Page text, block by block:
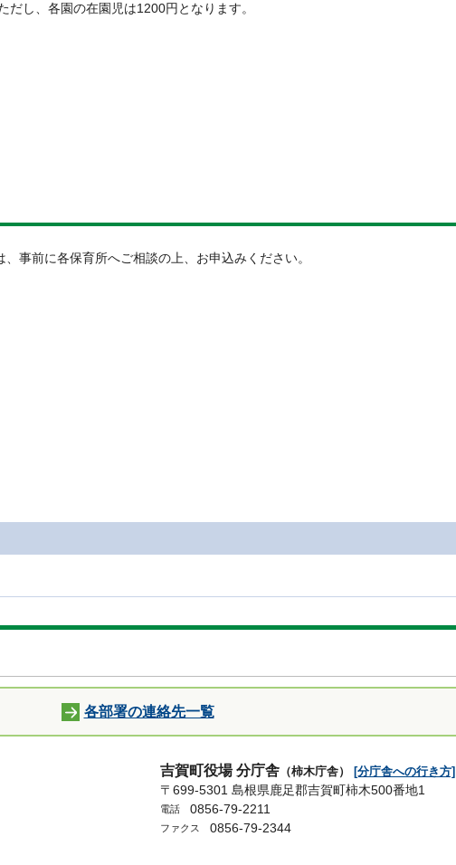
し、各園の在園児は1200円となります。
事前に各保育所へご相談の上、お申込みください。
各部署の連絡先一覧
吉賀町役場 分庁舎 （柿木庁舎） [分庁舎への行き方]
〒699-5301 島根県鹿足郡吉賀町柿木500番地1
電話 0856-79-2211
ファクス 0856-79-2344